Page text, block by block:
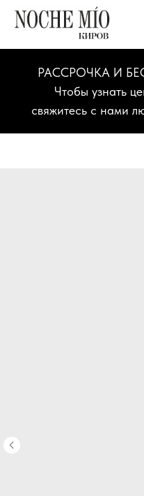
РАССРОЧКА И
Чтобы узнать
свяжитесь с нами